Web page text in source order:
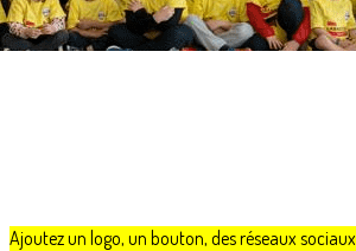
Cliquez pour éditer
Ajoutez un logo, un bouton, des réseaux sociaux